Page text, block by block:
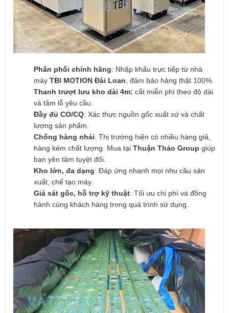
Phân phối chính hãng: Nhập khẩu trực tiếp từ nhà
máy TBI MOTION Đài Loan , đảm bảo hàng thật 100%.
Thanh trượt lưu kho dài 4m: cắt miễn phí theo độ dài
và tâm lỗ yêu cầu.
Đầy đủ CO/CQ: Xác thực nguồn gốc xuất xứ và chất
lượng sản phẩm.
Chống hàng nhái: Thị trường hiện có nhiều hàng giả,
hàng kém chất lượng. Mua tại Thuận Thảo Group giúp
bạn yên tâm tuyệt đối.
Kho lớn, đa dạng: Đáp ứng nhanh mọi nhu cầu sản
xuất, chế tạo máy.
Giá sát gốc, hỗ trợ kỹ thuật: Tối ưu chi phí và đồng
hành cùng khách hàng trong quá trình sử dụng.